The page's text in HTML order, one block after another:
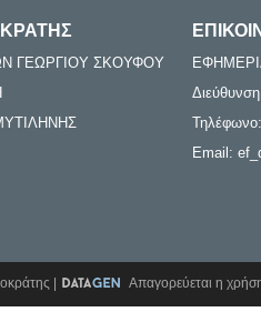
ΓΕΩΡΓΙΟΥ ΣΚΟΥΦΟΥ
Email:
| Απαγορεύεται η